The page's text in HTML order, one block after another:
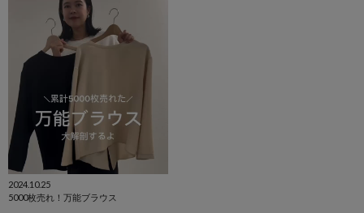
2024.10.25
5000枚売れ！万能ブラウス